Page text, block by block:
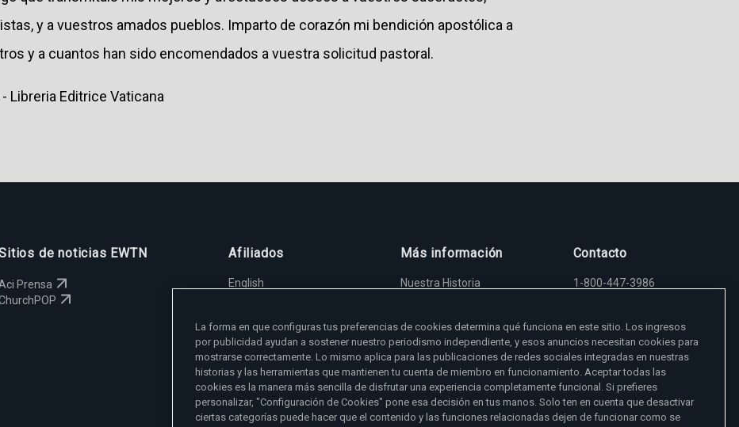
y a vuestros amados pueblos. Imparto de corazón mi bendición apostólica a
y a cuantos han sido encomendados a vuestra solicitud pastoral.
Libreria Editrice Vaticana
de noticias EWTN
Prensa
Afiliados
English
Magyar
Svenska
Yкраїнська
Deutsch
Más información
Nuestra Historia
Empleos
EWTN en todas partes
EWTN Apps
Amigos Misioneros
Contacto
1-800-447-3986
viewer@ewtn.com
EIN: 63-0801391
Donar
La forma en que configuras tus preferencias de cookies determina qué funciona en este sitio. Los ingresos
por publicidad ayudan a sostener nuestro periodismo independiente, y esos anuncios necesitan cookies para
mostrarse correctamente. Lo mismo aplica para las publicaciones de redes sociales integradas en nuestras
historias y las herramientas que mantienen tu cuenta de miembro en funcionamiento. Aceptar todas las
cookies es la manera más sencilla de disfrutar una experiencia completamente funcional. Si prefieres
personalizar, "Configuración de Cookies" pone esa decisión en tus manos. Solo ten en cuenta que desactivar
ciertas categorías puede hacer que el contenido y las funciones relacionadas dejen de funcionar como se